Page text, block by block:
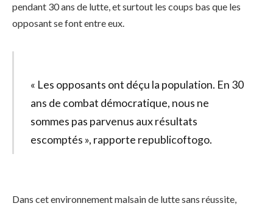
pendant 30 ans de lutte, et surtout les coups bas que les
opposant se font entre eux.
« Les opposants ont déçu la population. En 30
ans de combat démocratique, nous ne
sommes pas parvenus aux résultats
escomptés », rapporte republicoftogo.
Dans cet environnement malsain de lutte sans réussite,